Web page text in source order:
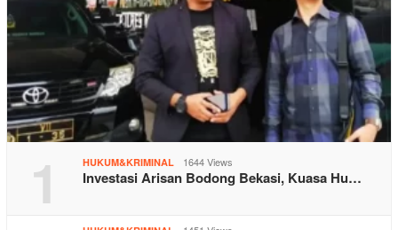
1 HUKUM&KRIMINAL 1644 Views
Investasi Arisan Bodong Bekasi, Kuasa Hu…